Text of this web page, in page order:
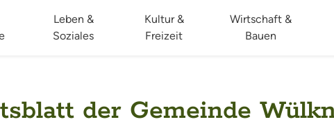
Leben &
Soziales
Kultur &
Freizeit
Wirtschaft &
Bauen
der Gemeinde